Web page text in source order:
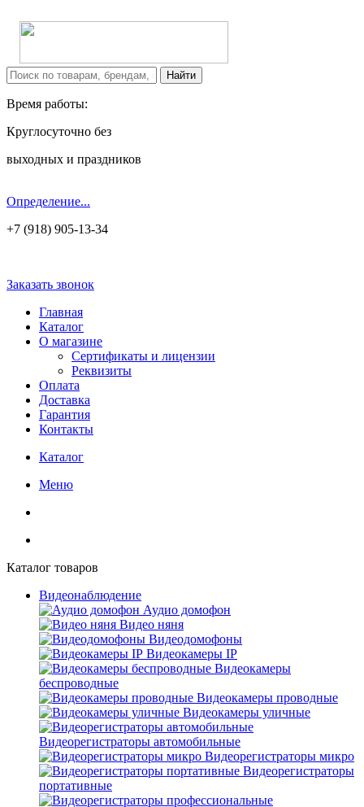
Время работы:
Круглосуточно без
выходных и праздников
Определение...
+7 (918) 905-13-34
Заказать звонок
Главная
Каталог
О магазине
Сертификаты и лицензии
Реквизиты
Оплата
Доставка
Гарантия
Контакты
Каталог
Меню
Каталог товаров
Видеонаблюдение
Аудио домофон
Видео няня
Видеодомофоны
Видеокамеры IP
Видеокамеры
беспроводные
Видеокамеры проводные
Видеокамеры уличные
Видеорегистраторы автомобильные
Видеорегистраторы микро
Видеорегистраторы
портативные